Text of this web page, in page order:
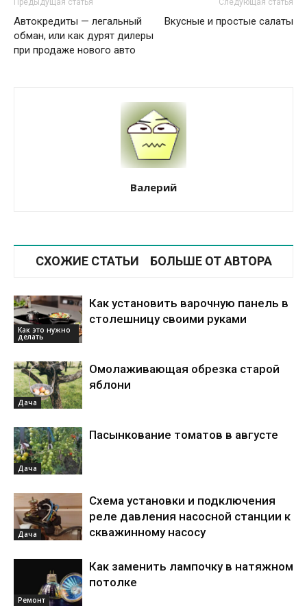
Предыдущая статья
Автокредиты — легальный
обман, или как дурят дилеры
при продаже нового авто
Следующая статья
Вкусные и простые салаты
Валерий
СХОЖИЕ СТАТЬИ БОЛЬШЕ ОТ АВТОРА
Как это нужно
делать
Как установить варочную панель в
столешницу своими руками
Дача
Омолаживающая обрезка старой
яблони
Дача
Пасынкование томатов в августе
Дача
Схема установки и подключения
реле давления насосной станции к
скважинному насосу
Ремонт
Как заменить лампочку в натяжном
потолке